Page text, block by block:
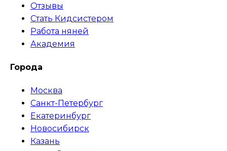
Отзывы
Стать Кидсистером
Работа няней
Академия
Города
Москва
Санкт-Петербург
Екатеринбург
Новосибирск
Казань